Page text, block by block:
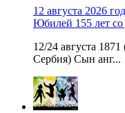
12 августа 2026
Юбилей 155 лет
12/24 августа
Сербия) Сын анг...